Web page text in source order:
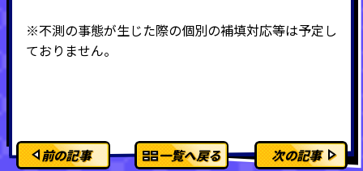
※不測の事態が生じた際の個別の補填対応等は予定し
ておりません。
前の記事 一覧へ戻る 次の記事